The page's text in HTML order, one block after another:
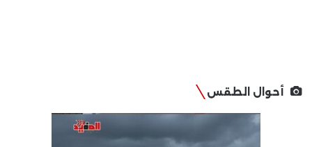
أحوال الطقس